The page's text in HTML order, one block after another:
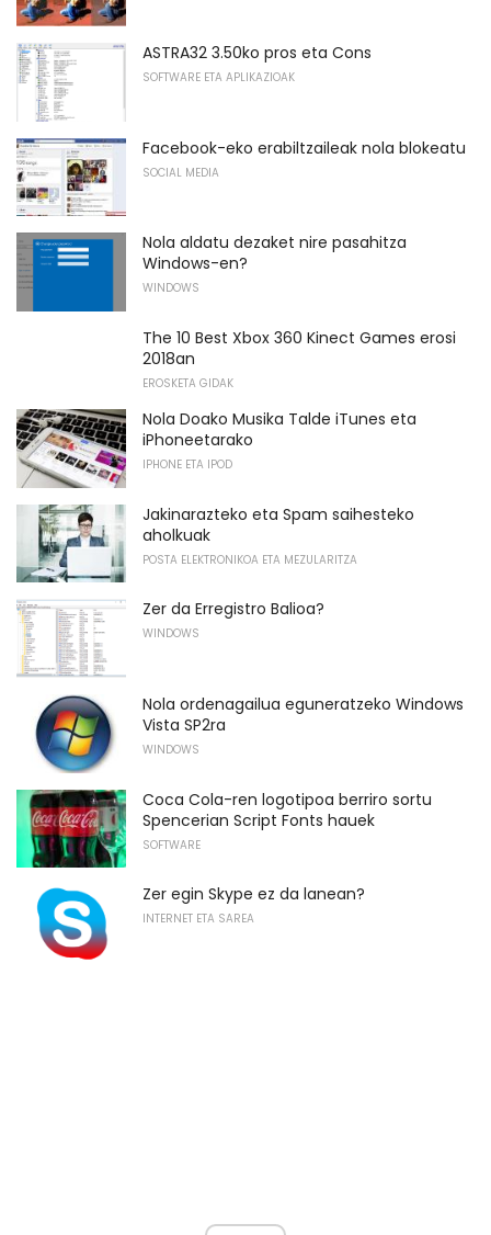
ASTRA32 3.50ko pros eta Cons
SOFTWARE ETA APLIKAZIOAK
Facebook-eko erabiltzaileak nola blokeatu
SOCIAL MEDIA
Nola aldatu dezaket nire pasahitza
Windows-en?
WINDOWS
The 10 Best Xbox 360 Kinect Games erosi
2018an
EROSKETA GIDAK
Nola Doako Musika Talde iTunes eta
iPhoneetarako
IPHONE ETA IPOD
Jakinarazteko eta Spam saihesteko
aholkuak
POSTA ELEKTRONIKOA ETA MEZULARITZA
Zer da Erregistro Balioa?
WINDOWS
Nola ordenagailua eguneratzeko Windows
Vista SP2ra
WINDOWS
Coca Cola-ren logotipoa berriro sortu
Spencerian Script Fonts hauek
SOFTWARE
Zer egin Skype ez da lanean?
INTERNET ETA SAREA